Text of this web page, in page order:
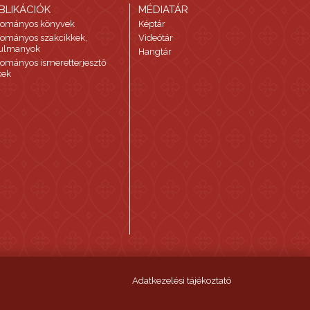
könyvek
szakcikkek,
ismeretterjesztő
MÉDIATÁR
Képtár
Videótár
Hangtár
Adatkezelési tájékoztató